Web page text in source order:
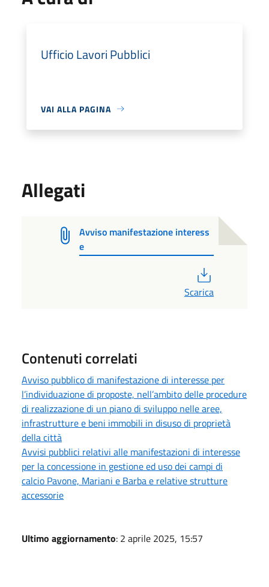
Ufficio Lavori Pubblici
VAI ALLA PAGINA
Allegati
Avviso manifestazione interess
e
Scarica
Contenuti correlati
Avviso pubblico di manifestazione di interesse per
l’individuazione di proposte, nell’ambito delle procedure
di realizzazione di un piano di sviluppo nelle aree,
infrastrutture e beni immobili in disuso di proprietà
della città
Avvisi pubblici relativi alle manifestazioni di interesse
per la concessione in gestione ed uso dei campi di
calcio Pavone, Mariani e Barba e relative strutture
accessorie
Ultimo aggiornamento: 2 aprile 2025, 15:57